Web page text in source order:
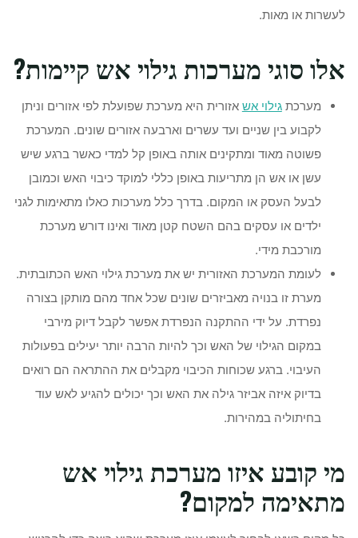
לעשרות או מאות.
אלו סוגי מערכות גילוי אש קיימות?
מערכת גילוי אשאזורית היא מערכת שפועלת לפי אזורים וניתן
לקבוע בין שניים ועד עשרים וארבעה אזורים שונים. המערכת
פשוטה מאוד ומתקינים אותה באופן קל למדי כאשר ברגע שיש
עשן או אש הן מתריעות באופן כללי למוקד כיבוי האש וכמובן
לבעל העסק או המקום. בדרך כלל מערכות כאלו מתאימות לגני
ילדים או עסקים בהם השטח קטן מאוד ואינו דורש מערכת
מורכבת מידי.
לעומת המערכת האזורית יש את מערכת גילוי האש הכתובתית.
מערת זו בנויה מאביזרים שונים שכל אחד מהם מותקן בצורה
נפרדת. על ידי ההתקנה הנפרדת אפשר לקבל דיוק מירבי
במקום הגילוי של האש וכך להיות הרבה יותר יעילים בפעולות
העיבוי. ברגע שכוחות הכיבוי מקבלים את ההתראה הם רואים
בדיוק איזה אביזר גילה את האש וכך יכולים להגיע לאש עוד
בחיתוליה במהירות.
מי קובע איזו מערכת גילוי אש
מתאימה למקום?